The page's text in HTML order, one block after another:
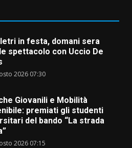
in festa, domani sera
spettacolo con Uccio De
2026 07:30
Giovanili e Mobilità
premiati gli studenti
del bando “La strada
2026 07:15